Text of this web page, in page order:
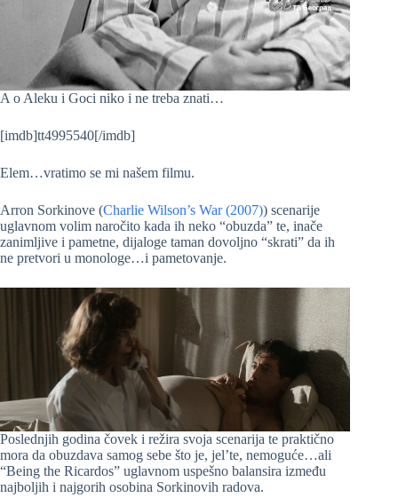
A o Aleku i Goci niko i ne treba znati…
[imdb]tt4995540[/imdb]
Elem…vratimo se mi našem filmu.
Arron Sorkinove (Charlie Wilson’s War (2007)) scenarije
uglavnom volim naročito kada ih neko “obuzda” te, inače
zanimljive i pametne, dijaloge taman dovoljno “skrati” da ih
ne pretvori u monologe…i pametovanje.
Poslednjih godina čovek i režira svoja scenarija te praktično
mora da obuzdava samog sebe što je, jel’te, nemoguće…ali
“Being the Ricardos” uglavnom uspešno balansira između
najboljih i najgorih osobina Sorkinovih radova.